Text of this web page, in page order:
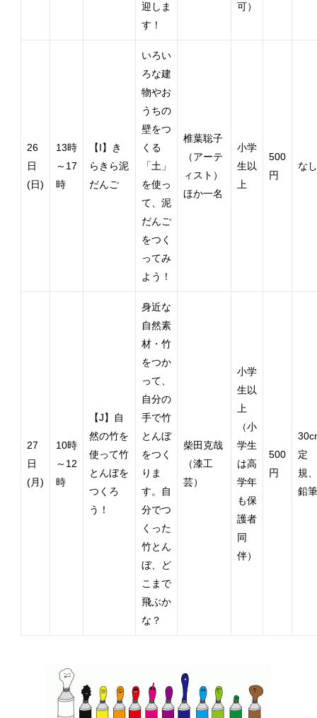
迎しま
す！
可）
26
日
(日)
13時
～17
時
【I】き
らきら泥
だんご
いろい
ろな建
物やお
うちの
壁をつ
くる
「土」
を使っ
て、泥
だんご
をつく
ってみ
よう！
椎葉聡子
（アーテ
ィスト）
ほか一名
小学
生以
上
500
円
なし
27
日
(月)
10時
～12
時
【J】自
然の竹を
使って竹
とんぼを
つくろ
う！
身近な
自然素
材・竹
をつか
って、
自分の
手で竹
とんぼ
をつく
りま
す。自
分でつ
くった
竹とん
ぼ、ど
こまで
飛ぶか
な？
柴田克哉
（漆工
芸）
小学
生以
上
（小
学生
は高
学年
も保
護者
同
伴）
500
円
定
規、
鉛筆